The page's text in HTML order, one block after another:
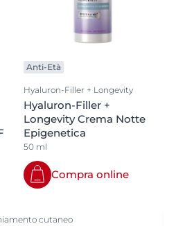
Anti-Età
Hyaluron-Filler + Longevity
Hyaluron-Filler +
Longevity Crema Notte
Epigenetica
50 ml
Compra online
cutaneo